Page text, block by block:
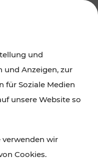
und
und Anzeigen, zur
für Soziale Medien
unsere Website so
wir
Cookies.